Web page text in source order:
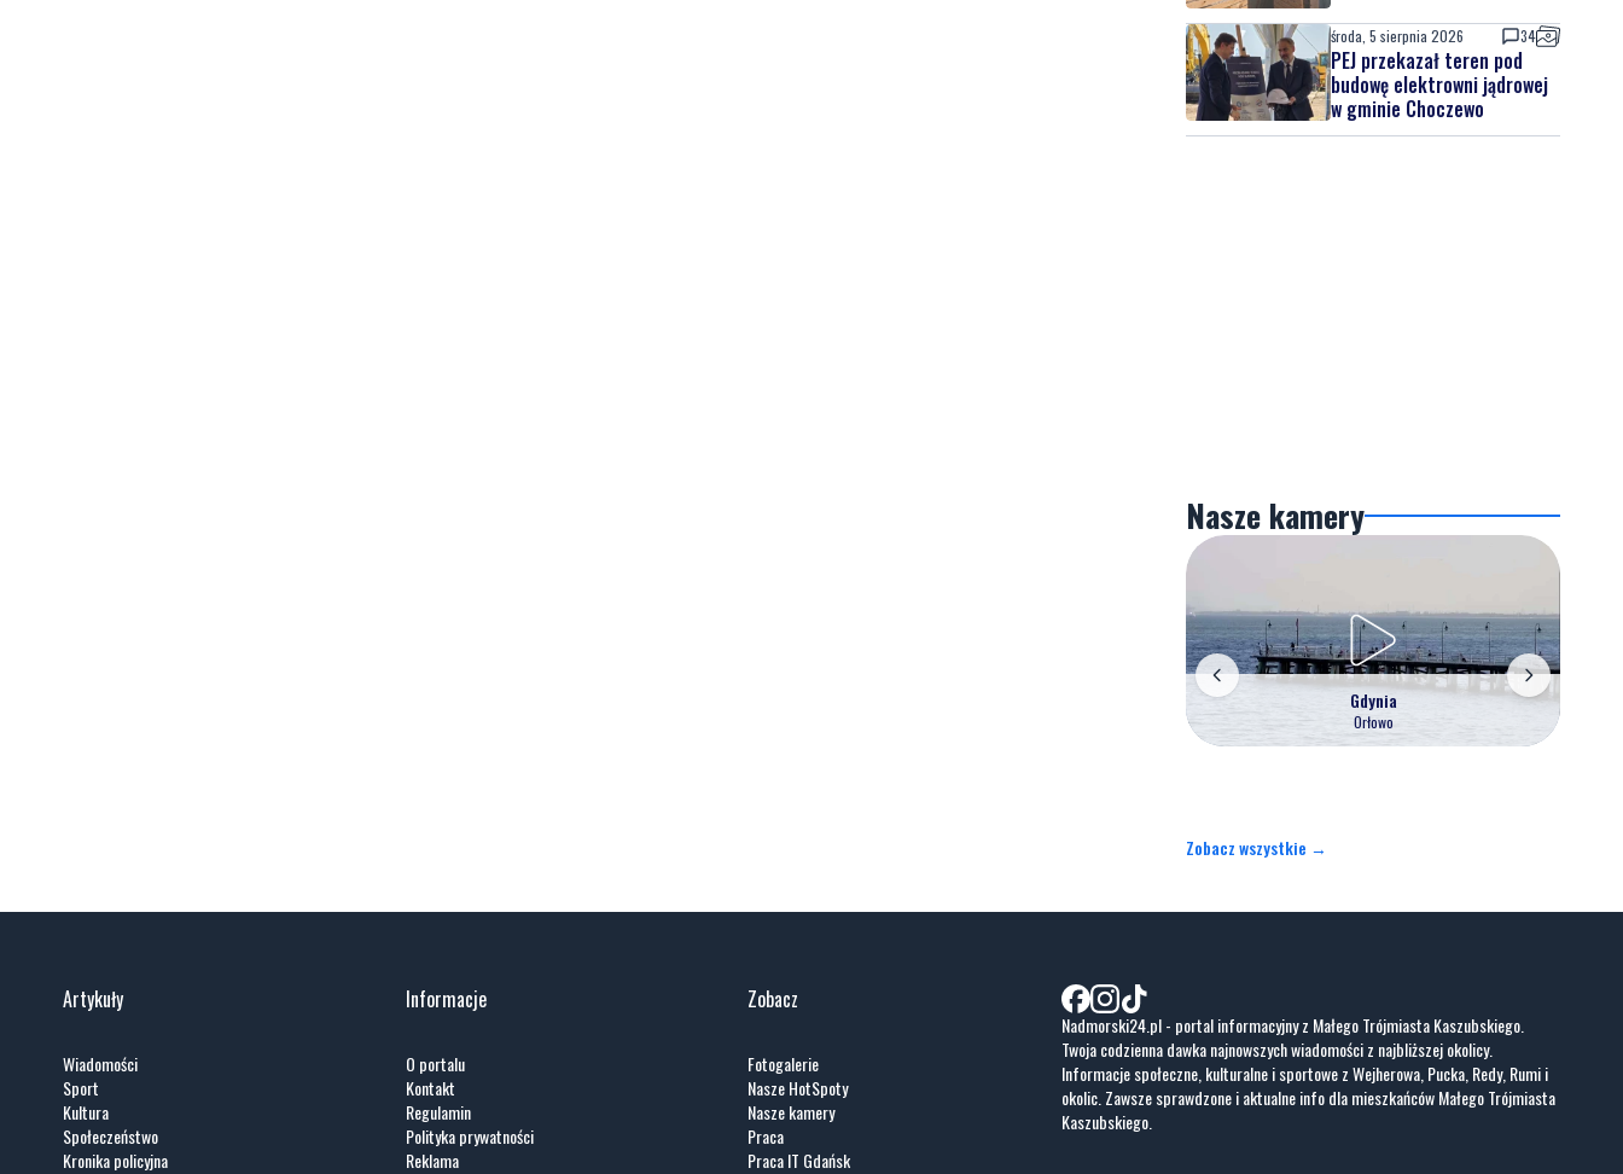
środa, 5 sierpnia 2026 34
PEJ przekazał teren pod
budowę elektrowni jądrowej
w gminie Choczewo
Nasze kamery
Gdynia
Orłowo
Zobacz wszystkie →
Artykuły
Wiadomości
Sport
Kultura
Społeczeństwo
Kronika policyjna
Informacje
O portalu
Kontakt
Regulamin
Polityka prywatności
Reklama
Zobacz
Fotogalerie
Nasze HotSpoty
Nasze kamery
Praca
Praca IT Gdańsk
Nadmorski24.pl - portal informacyjny z Małego Trójmiasta Kaszubskiego.
Twoja codzienna dawka najnowszych wiadomości z najbliższej okolicy.
Informacje społeczne, kulturalne i sportowe z Wejherowa, Pucka, Redy, Rumi i
okolic. Zawsze sprawdzone i aktualne info dla mieszkańców Małego Trójmiasta
Kaszubskiego.